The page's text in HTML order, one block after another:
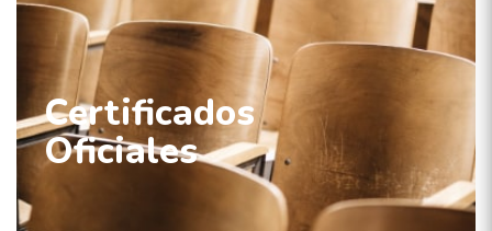
Certificados
Oficiales